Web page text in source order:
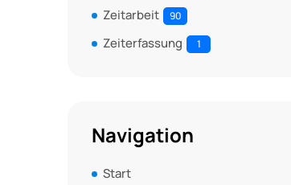
Zeitarbeit 90
Zeiterfassung 1
Navigation
Start